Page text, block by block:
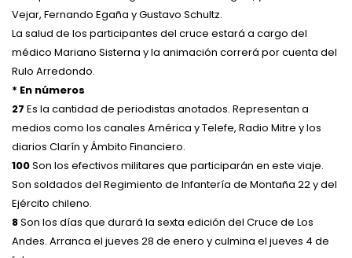
Vejar, Fernando Egaña y Gustavo Schultz.
La salud de los participantes del cruce estará a cargo del
médico Mariano Sisterna y la animación correrá por cuenta del
Rulo Arredondo.
* En números
27 Es la cantidad de periodistas anotados. Representan a
medios como los canales América y Telefe, Radio Mitre y los
diarios Clarín y Ámbito Financiero.
100Son los efectivos militares que participarán en este viaje.
Son soldados del Regimiento de Infantería de Montaña 22 y del
Ejército chileno.
8Son los días que durará la sexta edición del Cruce de Los
Andes. Arranca el jueves 28 de enero y culmina el jueves 4 de